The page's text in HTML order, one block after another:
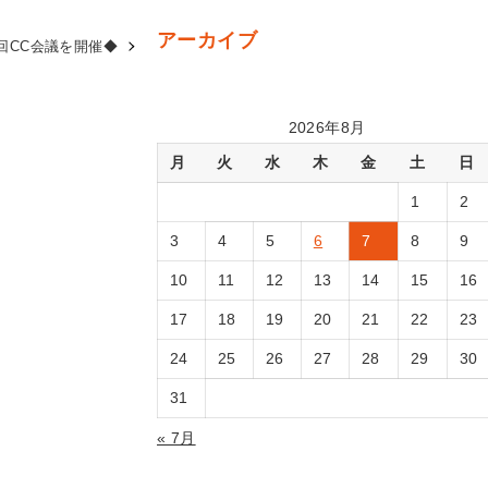
CC会議を開催◆ アーカイブ
2026年8月
月 火 水 木 金 土 日
1 2
3 4 5 6 7 8 9
10 11 12 13 14 15 16
17 18 19 20 21 22 23
24 25 26 27 28 29 30
31
« 7月